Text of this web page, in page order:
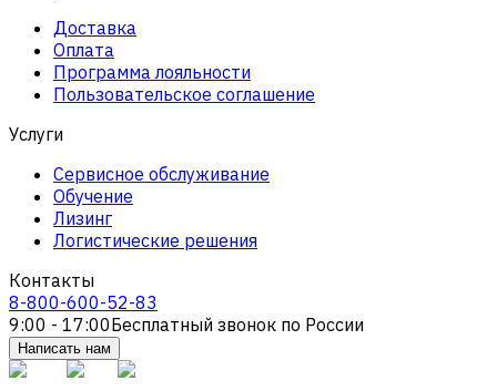
Доставка
Оплата
Программа лояльности
Пользовательское соглашение
Услуги
Сервисное обслуживание
Обучение
Лизинг
Логистические решения
Контакты
8-800-600-52-83
9:00 - 17:00Бесплатный звонок по России
Написать нам